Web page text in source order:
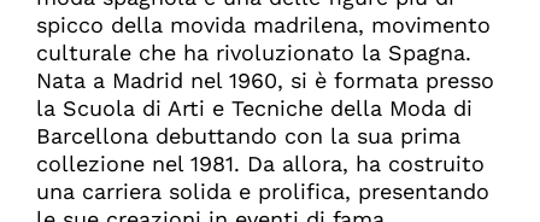
spicco della movida madrilena, movimento
culturale che ha rivoluzionato la Spagna.
Nata a Madrid nel 1960, si è formata presso
la Scuola di Arti e Tecniche della Moda di
Barcellona debuttando con la sua prima
collezione nel 1981. Da allora, ha costruito
una carriera solida e prolifica, presentando